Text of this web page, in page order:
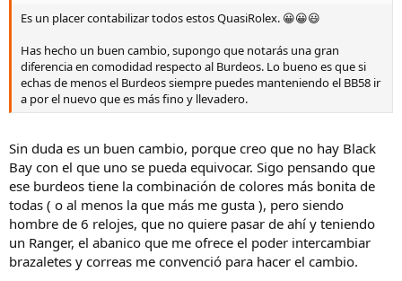
Es un placer contabilizar todos estos QuasiRolex. 😀😀😃
Has hecho un buen cambio, supongo que notarás una gran
diferencia en comodidad respecto al Burdeos. Lo bueno es que si
echas de menos el Burdeos siempre puedes manteniendo el BB58 ir
a por el nuevo que es más fino y llevadero.
Sin duda es un buen cambio, porque creo que no hay Black
Bay con el que uno se pueda equivocar. Sigo pensando que
ese burdeos tiene la combinación de colores más bonita de
todas ( o al menos la que más me gusta ), pero siendo
hombre de 6 relojes, que no quiere pasar de ahí y teniendo
un Ranger, el abanico que me ofrece el poder intercambiar
brazaletes y correas me convenció para hacer el cambio.